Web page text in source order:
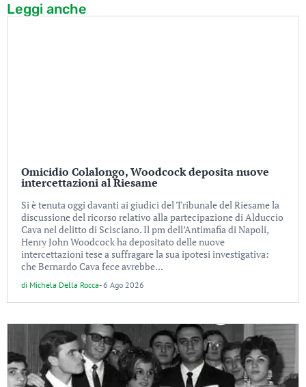
Leggi anche
Omicidio Colalongo, Woodcock deposita nuove
intercettazioni al Riesame
Si è tenuta oggi davanti ai giudici del Tribunale del Riesame la
discussione del ricorso relativo alla partecipazione di Alduccio
Cava nel delitto di Scisciano. Il pm dell’Antimafia di Napoli,
Henry John Woodcock ha depositato delle nuove
intercettazioni tese a suffragare la sua ipotesi investigativa:
che Bernardo Cava fece avrebbe...
di Michela Della Rocca-6 Ago 2026